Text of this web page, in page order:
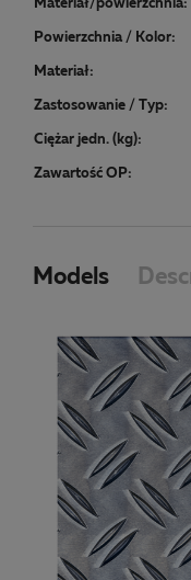
Materiał/powierzchnia:
Powierzchnia / Kolor:
Materiał:
Zastosowanie / Typ:
Ciężar jedn. (kg):
Zawartość OP:
Models